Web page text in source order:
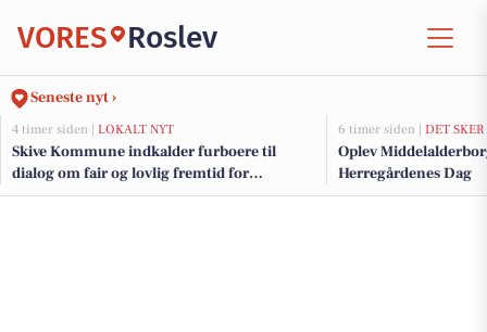
VORES Roslev
Seneste nyt ›
4 timer siden | LOKALT NYT
Skive Kommune indkalder furboere til
dialog om fair og lovlig fremtid for
færgeprioritering
6 timer siden | DET SKER
Oplev
Herregårdenes Dag